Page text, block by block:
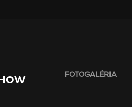
FOTOGALÉRIA